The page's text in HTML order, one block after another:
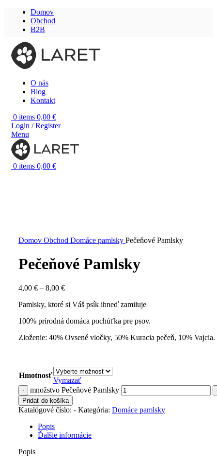
Domov
Obchod
B2B
O nás
Blog
Kontakt
0 items 0,00 €
Login / Register
Menu
0 items 0,00 €
Domov Obchod Domáce pamlsky Pečeňové Pamlsky
Pečeňové Pamlsky
4,00 € – 8,00 €
Pamlsky, ktoré si Váš psík ihneď zamiluje
100% prírodná domáca pochúťka pre psov.
Zloženie: 40% Ovsené vločky, 50% Kuracia pečeň, 10% Vajcia.
Hmotnosť
Vymazať
množstvo Pečeňové Pamlsky
Pridať do košíka
Katalógové číslo: - Kategória: Domáce pamlsky
Popis
Ďalšie informácie
Popis